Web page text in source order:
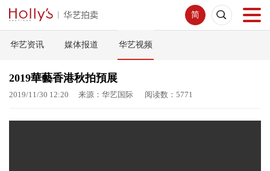
简
首页
拍卖预展
华艺资讯 媒体报道 华艺视频
2019華藝香港秋拍預展
2019/11/30 12:20 来源：华艺国际 阅读数：5771